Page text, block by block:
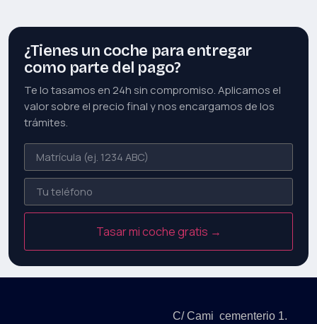
¿Tienes un coche para entregar
como parte del pago?
Te lo tasamos en 24h sin compromiso. Aplicamos el
valor sobre el precio final y nos encargamos de los
trámites.
Tasar mi coche gratis →
C/ Cami cementerio 1.